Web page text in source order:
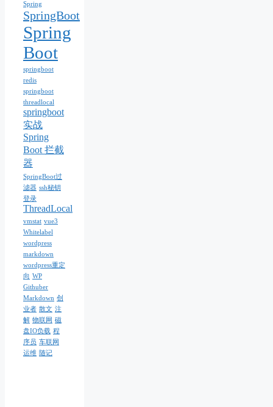
Spring
SpringBoot
Spring
Boot
springboot
redis
springboot
threadlocal
springboot
实战
Spring
Boot 拦截
器
SpringBoot过
滤器 ssh秘钥
登录
ThreadLocal
vmstat vue3
Whitelabel
wordpress
markdown
wordpress重定
向 WP
Githuber
Markdown 创
业者 散文 注
解 物联网 磁
盘IO负载 程
序员 车联网
运维 随记